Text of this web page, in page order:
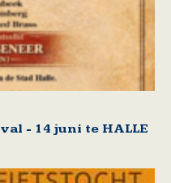
- 14 juni te HALLE